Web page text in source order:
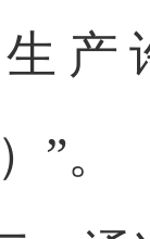
产
”。